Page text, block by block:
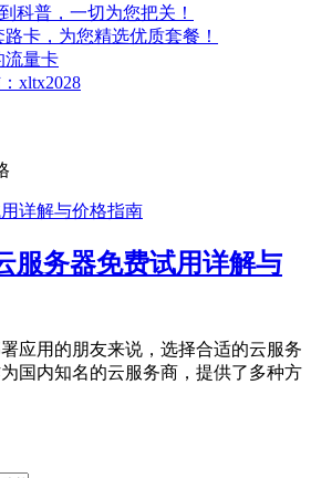
科普，一切为您把关！
卡，为您精选优质套餐！
流量卡
xltx2028
服务器免费试用详解与
应用的朋友来说，选择合适的云服务
国内知名的云服务商，提供了多种方